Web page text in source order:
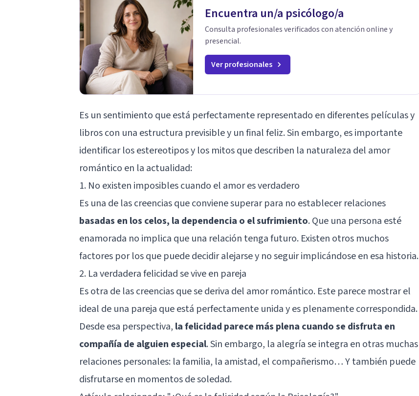
Encuentra un/a psicólogo/a
Consulta profesionales verificados con atención online y
presencial.
Ver profesionales
Es un sentimiento que está perfectamente representado en diferentes películas y
libros con una estructura previsible y un final feliz. Sin embargo, es importante
identificar los estereotipos y los mitos que describen la naturaleza del amor
romántico en la actualidad:
1. No existen imposibles cuando el amor es verdadero
Es una de las creencias que conviene superar para no establecer relaciones
basadas en los celos, la dependencia o el sufrimiento. Que una persona esté
enamorada no implica que una relación tenga futuro. Existen otros muchos
factores por los que puede decidir alejarse y no seguir implicándose en esa historia.
2. La verdadera felicidad se vive en pareja
Es otra de las creencias que se deriva del amor romántico. Este parece mostrar el
ideal de una pareja que está perfectamente unida y es plenamente correspondida.
Desde esa perspectiva, la felicidad parece más plena cuando se disfruta en
compañía de alguien especial. Sin embargo, la alegría se integra en otras muchas
relaciones personales: la familia, la amistad, el compañerismo… Y también puede
disfrutarse en momentos de soledad.